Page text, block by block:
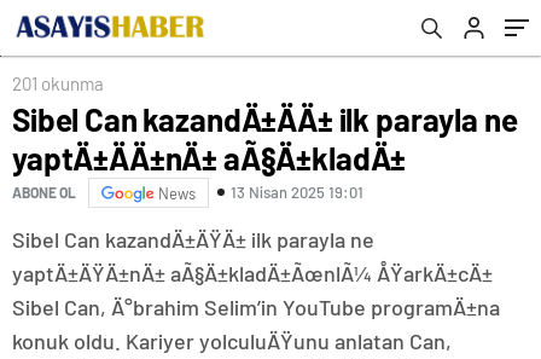
201 okunma
Sibel Can kazandÄ±ÄÄ± ilk parayla ne
yaptÄ±ÄÄ±nÄ± aÃ§Ä±kladÄ±
ABONE OL News 13 Nisan 2025 19:01
Sibel Can kazandÄ±ÄŸÄ± ilk parayla ne
yaptÄ±ÄŸÄ±nÄ± aÃ§Ä±kladÄ±ÃœnlÃ¼ ÅŸarkÄ±cÄ±
Sibel Can, Ä°brahim Selim’in YouTube programÄ±na
konuk oldu. Kariyer yolculuÄŸunu anlatan Can,